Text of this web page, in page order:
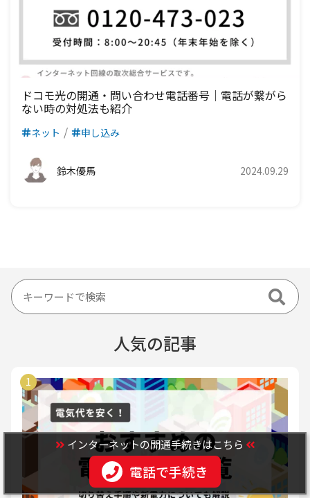
ドコモ光の開通・問い合わせ電話番号｜電話が繋がら
ない時の対処法も紹介
ネット 申し込み
鈴木優馬 2024.09.29
人気の記事
インターネットの開通手続きはこちら
電話で手続き